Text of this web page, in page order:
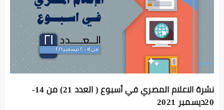
نشرة الاعلام المصري في أسبوع ( العدد 21) من 14-
20ديسمبر 2021